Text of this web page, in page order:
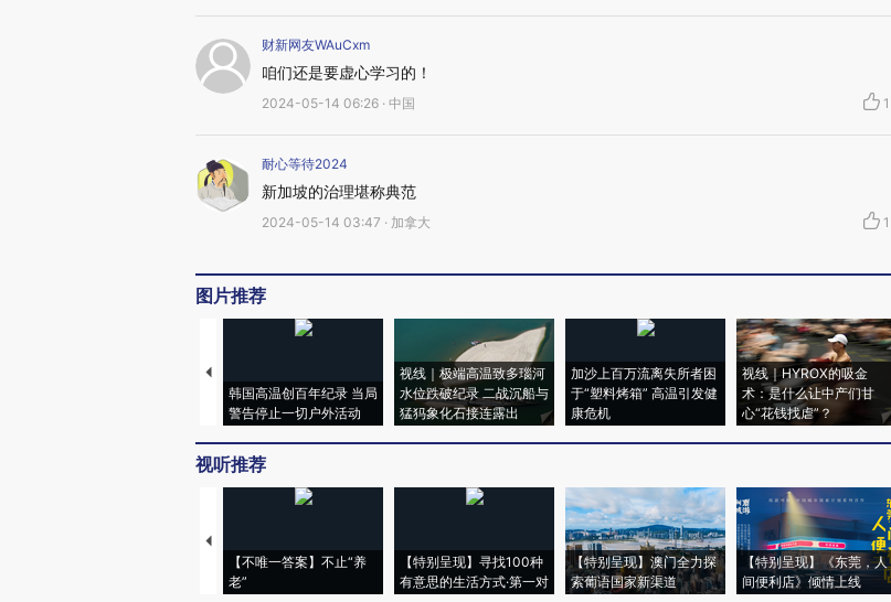
财新网友WAuCxm
咱们还是要虚心学习的！
2024-05-14 06:26 · 中国 1
耐心等待2024
新加坡的治理堪称典范
2024-05-14 03:47 · 加拿大 1
图片推荐
韩国高温创百年纪录 当局
警告停止一切户外活动
视线｜极端高温致多瑙河
水位跌破纪录 二战沉船与
猛犸象化石接连露出
加沙上百万流离失所者困
于“塑料烤箱” 高温引发健
康危机
视线｜HYROX的吸金
术：是什么让中产们甘
心“花钱找虐”？
视听推荐
【不唯一答案】不止“养
老”
【特别呈现】寻找100种
有意思的生活方式·第一对
【特别呈现】澳门全力探
索葡语国家新渠道
【特别呈现】《东莞，人
间便利店》倾情上线